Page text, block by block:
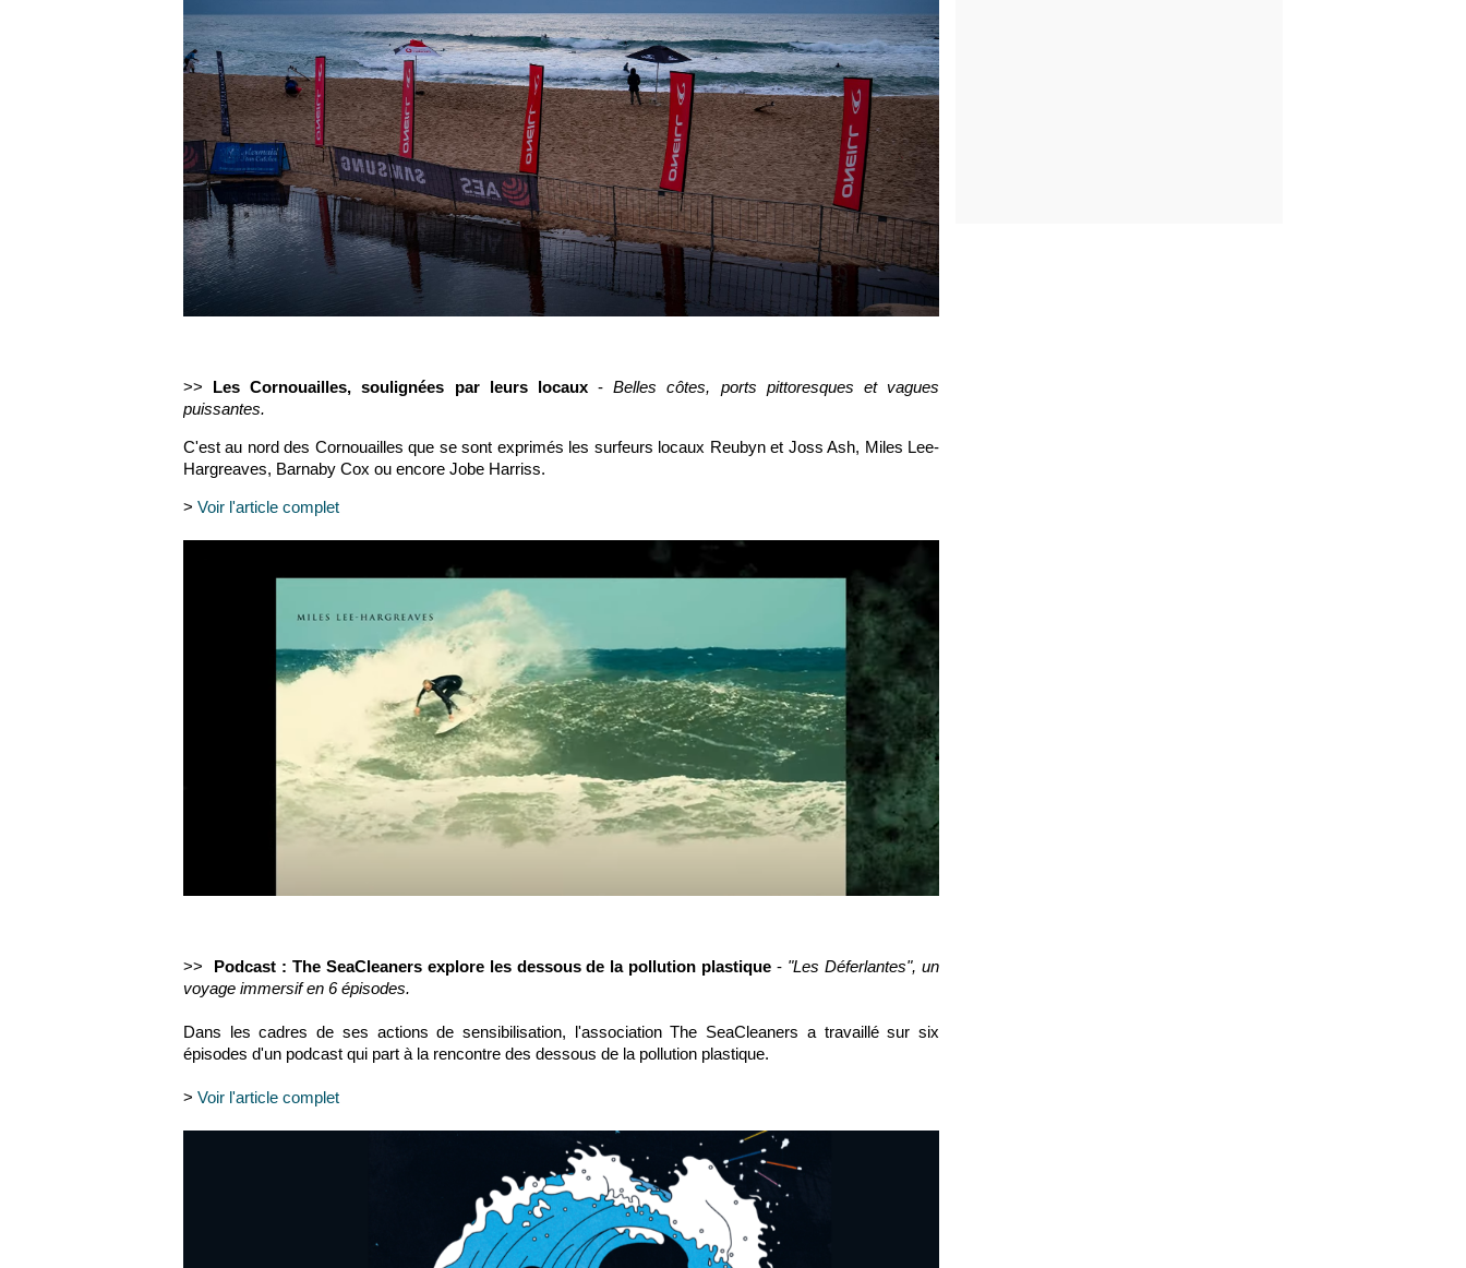
>> Les Cornouailles, soulignées par leurs locaux-Belles côtes, ports pittoresques et vagues
puissantes.
C'estau nord des Cornouailles que se sont exprimés les surfeurs locaux Reubyn et Joss Ash, Miles Lee-
Hargreaves, Barnaby Cox ou encore Jobe Harriss.
> Voir l'article complet
>> Podcast : The SeaCleaners explore les dessous de la pollution plastique - "Les Déferlantes", un
voyage immersif en 6 épisodes.
Dans les cadres de ses actions de sensibilisation, l'association The SeaCleaners a travaillé sur six
épisodes d'un podcast qui part à la rencontre des dessous de la pollution plastique.
> Voir l'article complet